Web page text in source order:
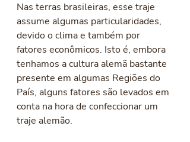
Nas terras brasileiras, esse traje
assume algumas particularidades,
devido o clima e também por
fatores econômicos. Isto é, embora
tenhamos a cultura alemã bastante
presente em algumas Regiões do
País, alguns fatores são levados em
conta na hora de confeccionar um
traje alemão.